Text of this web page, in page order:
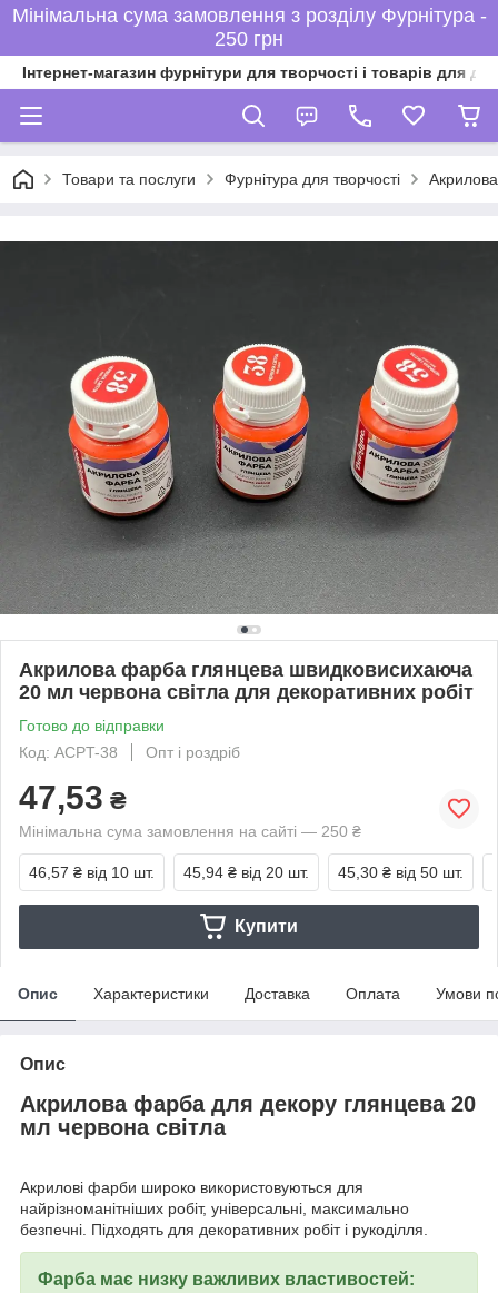
Мінімальна сума замовлення з розділу Фурнітура -
250 грн
Інтернет-магазин фурнітури для творчості і товарів для
Товари та послуги Фурнітура для творчості
Акрилова фарба глянцева швидковисихаюча
20 мл червона світла для декоративних робіт
Готово до відправки
Код: ACPT-38
Опт і роздріб
47,53 ₴
Мінімальна сума замовлення на сайті — 250 ₴
46,57 ₴ від 10 шт. 45,94 ₴ від 20 шт. 45,30 ₴ від 50 шт.
Купити
Опис Характеристики Доставка Оплата Умови
Опис
Акрилова фарба для декору глянцева 20
мл червона світла
Акрилові фарби широко використовуються для
найрізноманітніших робіт, універсальні, максимально
безпечні. Підходять для декоративних робіт і рукоділля.
Фарба має низку важливих властивостей: